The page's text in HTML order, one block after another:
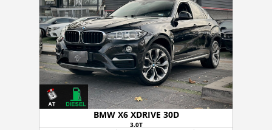
BMW X6 XDRIVE 30D
3.0T